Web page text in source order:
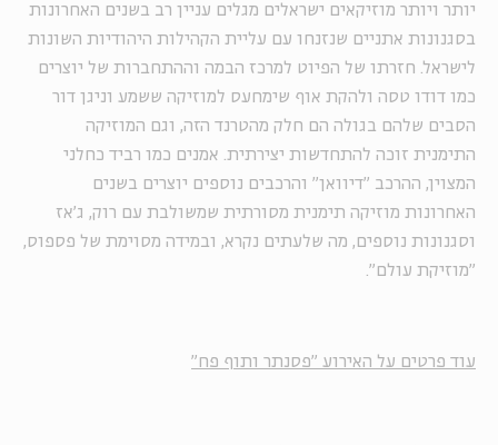
יותר ויותר מוזיקאים ישראלים מגלים עניין רב בשנים האחרונות
בסגנונות אתניים שנזנחו עם עליית הקהילות היהודיות השונות
לישראל. חזרתו של הפיוט למרכז הבמה וההתחברות של יוצרים
כמו דודו טסה ולהקת אוף שימחעס למוזיקה ששמע וניגן דור
הסבים שלהם בגולה הם חלק מהטרנד הזה, וגם המוזיקה
התימנית זוכה להתחדשות יצירתית. אמנים כמו רביד כחלני
המצוין, ההרכב "דיוואן" והרכבים נוספים יוצרים בשנים
האחרונות מוזיקה תימנית מסורתית שמשולבת עם רוק, ג'אז
וסגנונות נוספים, מה שלעתים נקרא, ובמידה מסוימת של פספוס,
"מוזיקת עולם".
עוד פרטים על האירוע "פסנתר ותוף פח"